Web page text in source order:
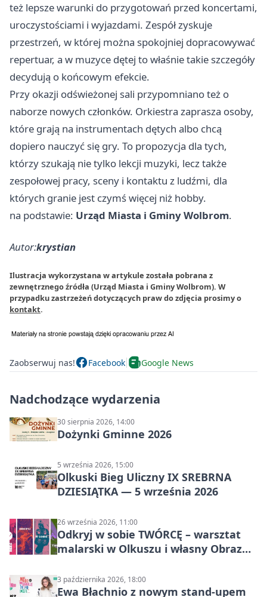
też lepsze warunki do przygotowań przed koncertami,
uroczystościami i wyjazdami. Zespół zyskuje
przestrzeń, w której można spokojniej dopracowywać
repertuar, a w muzyce dętej to właśnie takie szczegóły
decydują o końcowym efekcie.
Przy okazji odświeżonej sali przypomniano też o
naborze nowych członków. Orkiestra zaprasza osoby,
które grają na instrumentach dętych albo chcą
dopiero nauczyć się gry. To propozycja dla tych,
którzy szukają nie tylko lekcji muzyki, lecz także
zespołowej pracy, sceny i kontaktu z ludźmi, dla
których granie jest czymś więcej niż hobby.
na podstawie: Urząd Miasta i Gminy Wolbrom.
Autor:krystian
Ilustracja wykorzystana w artykule została pobrana z
zewnętrznego źródła (Urząd Miasta i Gminy Wolbrom). W
przypadku zastrzeżeń dotyczących praw do zdjęcia prosimy o
kontakt.
Zaobserwuj nas! Facebook Google News
Nadchodzące wydarzenia
30 sierpnia 2026, 14:00
Dożynki Gminne 2026
5 września 2026, 15:00
Olkuski Bieg Uliczny IX SREBRNA
DZIESIĄTKA — 5 września 2026
26 września 2026, 11:00
Odkryj w sobie TWÓRCĘ – warsztat
malarski w Olkuszu i własny Obraz
3 października 2026, 18:00
Ewa Błachnio z nowym stand-upem